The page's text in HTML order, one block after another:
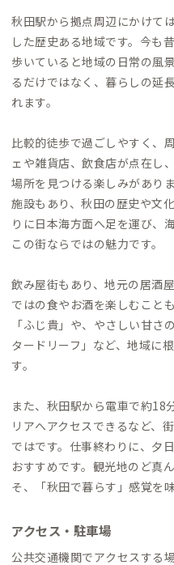
秋田駅から拠点周辺にかけて
した歴史ある地域です。今も
歩いていると地域の日常の風
るだけではなく、暮らしの延
れます。
比較的徒歩で過ごしやすく、
ェや雑貨店、飲食店が点在し
場所を見つける楽しみがあり
施設もあり、秋田の歴史や文
りに日本海方面へ足を運び、
この街ならではの魅力です。
飲み屋街もあり、地元の居酒
ではの食やお酒を楽しむこと
「ふじ貴」や、やさしい甘さ
タードリーフ」など、地域に
す。
また、秋田駅から電車で約18
リアへアクセスできるなど、
ではです。仕事終わりに、夕
おすすめです。観光地のど真
そ、「秋田で暮らす」感覚を
アクセス・駐車場
公共交通機関でアクセスす